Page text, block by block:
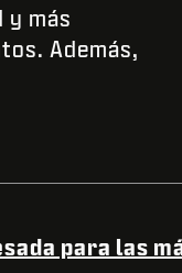
y más
Además,
para las